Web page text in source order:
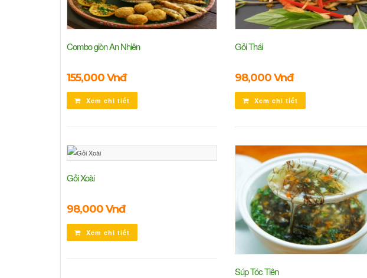
Combo giòn An Nhiên
155,000 Vnđ
Xem chi tiết
Gỏi Thái
98,000 Vnđ
Xem chi tiết
Gỏi Xoài
98,000 Vnđ
Xem chi tiết
Súp Tóc Tiên